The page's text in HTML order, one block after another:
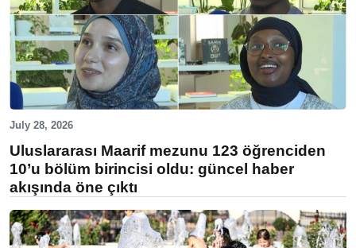
July 28, 2026
Uluslararası Maarif mezunu 123 öğrenciden
10’u bölüm birincisi oldu: güncel haber
akışında öne çıktı